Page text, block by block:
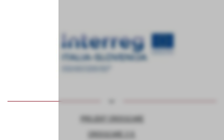
PROJEKT CROSSCARE
CROSSCARE 2.0